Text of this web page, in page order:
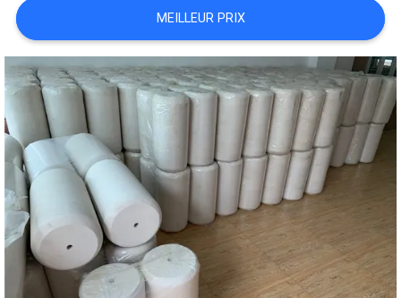
CONTRÔLE
DE
QUALITÉ
CONTACTEZ-
NOUS
NOUVELLES
MEILLEUR PRIX